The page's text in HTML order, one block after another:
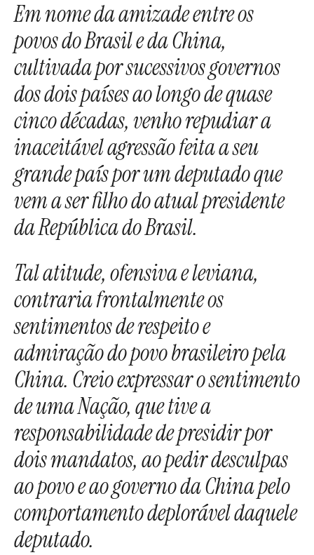
Em nome da amizade entre os
povos do Brasil e da China,
cultivada por sucessivos governos
dos dois países ao longo de quase
cinco décadas, venho repudiar a
inaceitável agressão feita a seu
grande país por um deputado que
vem a ser filho do atual presidente
da República do Brasil.
Tal atitude, ofensiva e leviana,
contraria frontalmente os
sentimentos de respeito e
admiração do povo brasileiro pela
China. Creio expressar o sentimento
de uma Nação, que tive a
responsabilidade de presidir por
dois mandatos, ao pedir desculpas
ao povo e ao governo da China pelo
comportamento deplorável daquele
deputado.